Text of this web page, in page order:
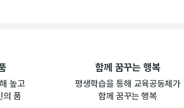
높고
의 품
함께 꿈꾸는 행복
평생학습을 통해 교육공동체가
함께 꿈꾸는 행복